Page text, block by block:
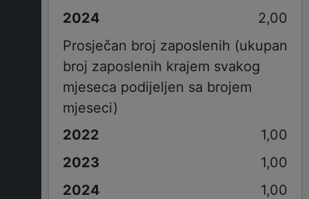
2,00
Prosječan broj zaposlenih (ukupan
broj zaposlenih krajem svakog
mjeseca podijeljen sa brojem
mjeseci)
1,00
1,00
1,00